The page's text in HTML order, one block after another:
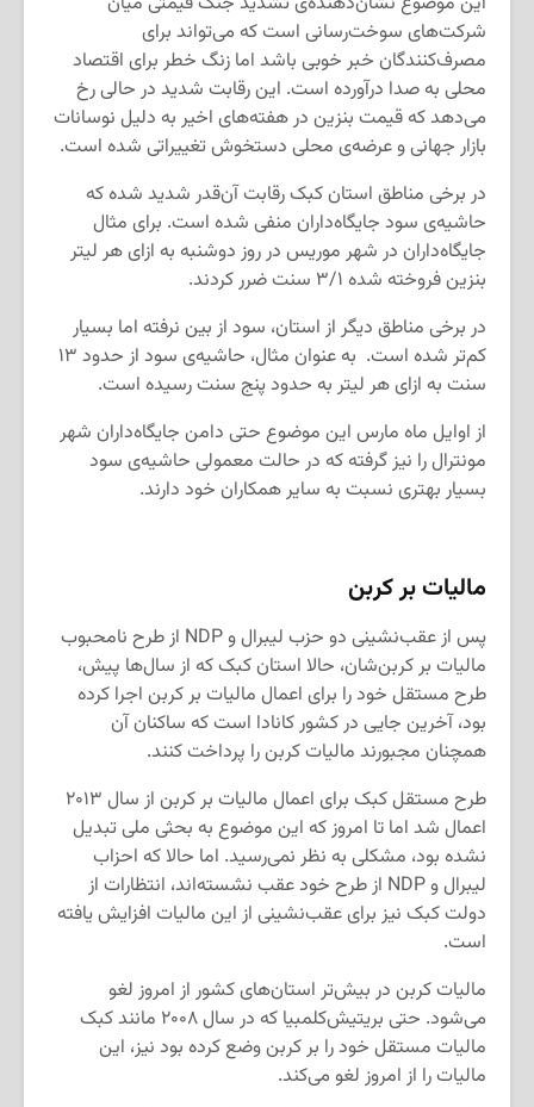
شرکت‌های سوخت‌رسانی است که می‌تواند برای
مصرف‌کنندگان خبر خوبی باشد اما زنگ خطر برای اقتصاد
محلی به صدا درآورده است. این رقابت شدید در حالی رخ
می‌دهد که قیمت بنزین در هفته‌های اخیر به دلیل نوسانات
بازار جهانی و عرضه‌ی محلی دستخوش تغییراتی شده است.
در برخی مناطق استان کبک رقابت آن‌قدر شدید شده که
حاشیه‌ی سود جایگاه‌داران منفی شده است. برای مثال
جایگاه‌داران در شهر موریس در روز دوشنبه به ازای هر لیتر
بنزین فروخته شده ۳/۱ سنت ضرر کردند.
در برخی مناطق دیگر از استان، سود از بین نرفته اما بسیار
کم‌تر شده است. به عنوان مثال، حاشیه‌ی سود از حدود ۱۳
سنت به ازای هر لیتر به حدود پنج سنت رسیده است.
از اوایل ماه مارس این موضوع حتی دامن جایگاه‌داران شهر
مونترال را نیز گرفته که در حالت معمولی حاشیه‌ی سود
بسیار بهتری نسبت به سایر همکاران خود دارند.
مالیات بر کربن
پس از عقب‌نشینی دو حزب لیبرال و NDP از طرح نامحبوب
مالیات بر کربن‌شان، حالا استان کبک که از سال‌ها پیش،
طرح مستقل خود را برای اعمال مالیات بر کربن اجرا کرده
بود، آخرین جایی در کشور کانادا است که ساکنان آن
همچنان مجبورند مالیات کربن را پرداخت کنند.
طرح مستقل کبک برای اعمال مالیات بر کربن از سال ۲۰۱۳
اعمال شد اما تا امروز که این موضوع به بحثی ملی تبدیل
نشده بود، مشکلی به نظر نمی‌رسید. اما حالا که احزاب
لیبرال و NDP از طرح خود عقب نشسته‌اند، انتظارات از
دولت کبک نیز برای عقب‌نشینی از این مالیات افزایش یافته
است.
مالیات کربن در بیش‌تر استان‌های کشور از امروز لغو
می‌شود. حتی بریتیش‌کلمبیا که در سال ۲۰۰۸ مانند کبک
مالیات مستقل خود را بر کربن وضع کرده بود نیز، این
مالیات را از امروز لغو می‌کند.